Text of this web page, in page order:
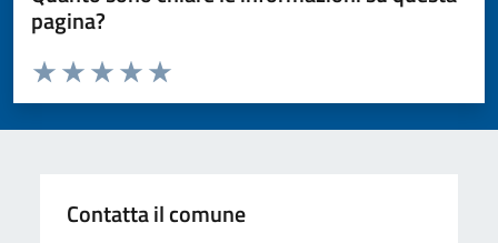
pagina?
Valuta da 1 a 5 stelle la pagina
Valuta 5 stelle su 5
Valuta 4 stelle su 5
Valuta 3 stelle su 5
Valuta 2 stelle su 5
Valuta 1 stelle su 5
Contatta il comune